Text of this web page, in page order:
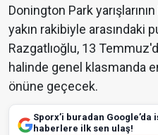
Donington Park
yakın rakibiyle arasındaki
Razgatlıoğlu, 13
halinde genel klasmanda
önüne geçecek.
Sporx’i buradan Google’da
haberlere ilk sen ulaş!